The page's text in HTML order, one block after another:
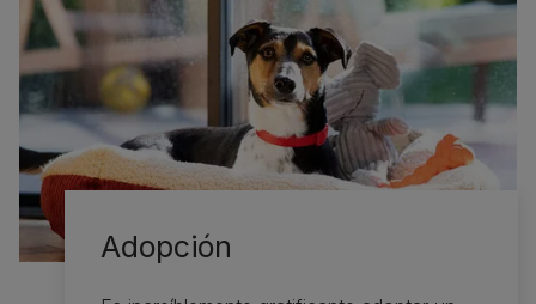
Adopción